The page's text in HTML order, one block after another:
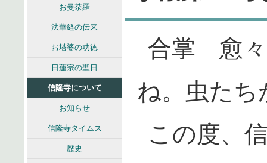
お曼荼羅
法華経の伝来
お塔婆の功徳
日蓮宗の聖日
信隆寺について
お知らせ
信隆寺タイムス
歴史
合掌 愈々
ね。虫たち
この度、